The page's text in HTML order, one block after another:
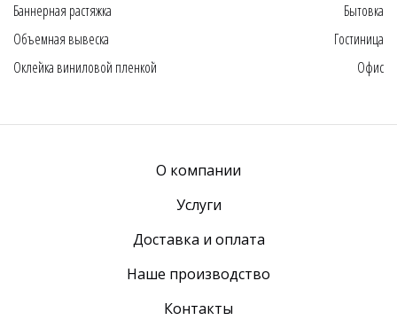
Баннерная растяжка
Объемная вывеска
Оклейка виниловой пленкой
Бытовка
Гостиница
Офис
О компании
Услуги
Доставка и оплата
Наше производство
Контакты